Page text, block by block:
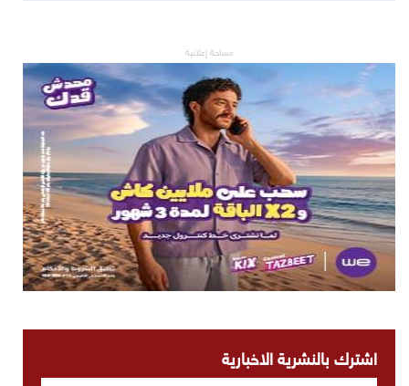
مساحة إعلانية
اشترك بالنشرية الاخبارية